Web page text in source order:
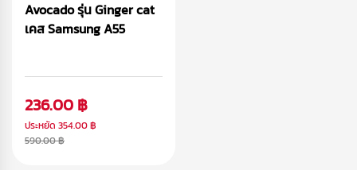
Avocado รุ่น Ginger cat
เคส Samsung A55
236.00 ฿
ประหยัด 354.00 ฿
590.00 ฿